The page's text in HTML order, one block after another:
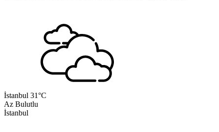
İstanbul 31°C
Az Bulutlu
İstanbul